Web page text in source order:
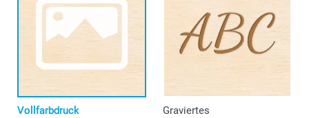
Vollfarbdruck Graviertes